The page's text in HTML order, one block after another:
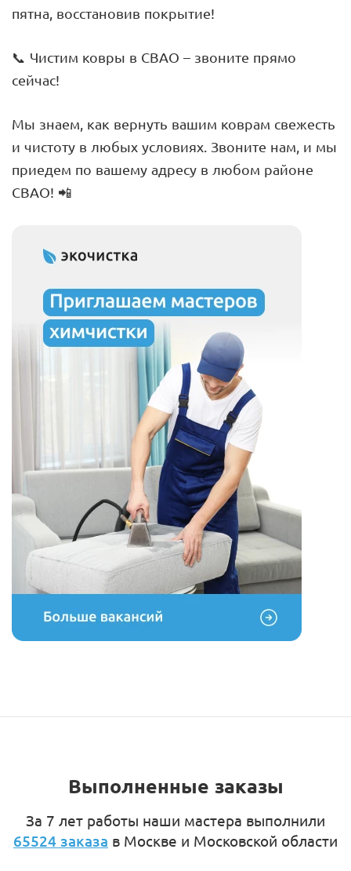
пятна, восстановив покрытие!
📞 Чистим ковры в СВАО – звоните прямо
сейчас!
Мы знаем, как вернуть вашим коврам свежесть
и чистоту в любых условиях. Звоните нам, и мы
приедем по вашему адресу в любом районе
СВАО! 📲
Выполненные заказы
За 7 лет работы наши мастера выполнили
65524 заказа в Москве и Московской области